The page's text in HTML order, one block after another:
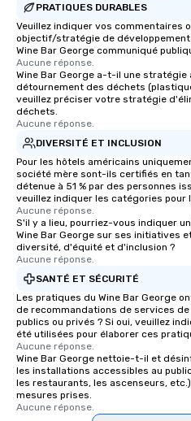
PRATIQUES DURABLES
Veuillez indiquer vos commentaires
objectif/stratégie de
Wine Bar George communiqué
Aucune réponse.
Wine Bar George a-t-il une stratégie
détournement des déchets
veuillez préciser votre stratégie
déchets.
Aucune réponse.
DIVERSITÉ ET INCLUSION
Pour les hôtels américains
société mère sont-ils certifiés en
détenue à 51 % par des personnes
veuillez indiquer les catégories
Aucune réponse.
S'il y a lieu, pourriez-vous indiquer
Wine Bar George sur ses initiatives
diversité, d'équité et d'inclusion ?
Aucune réponse.
SANTÉ ET SÉCURITÉ
Les pratiques du Wine Bar George
de recommandations de services
publics ou privés ? Si oui, veuillez
été utilisées pour élaborer ces
Aucune réponse.
Wine Bar George nettoie-t-il et
les installations accessibles au
les restaurants, les ascenseurs,
mesures prises.
Aucune réponse.